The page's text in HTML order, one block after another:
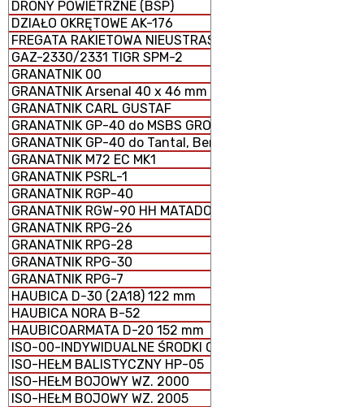
DRONY POWIETRZNE (BSP)
DZIAŁO OKRĘTOWE AK-176
FREGATA RAKIETOWA NIEUSTRASZYMYJ
GAZ-2330/2331 TIGR SPM-2
GRANATNIK 00
GRANATNIK Arsenal 40 x 46 mm
GRANATNIK CARL GUSTAF
GRANATNIK GP-40 do MSBS GROT
GRANATNIK GP-40 do Tantal, Beryl, AKM i GS-40
GRANATNIK M72 EC MK1
GRANATNIK PSRL-1
GRANATNIK RGP-40
GRANATNIK RGW-90 HH MATADOR
GRANATNIK RPG-26
GRANATNIK RPG-28
GRANATNIK RPG-30
GRANATNIK RPG-7
HAUBICA D-30 (2A18) 122 mm
HAUBICA NORA B-52
HAUBICOARMATA D-20 152 mm
ISO-00-INDYWIDUALNE ŚRODKI OCHRONY
ISO-HEŁM BALISTYCZNY HP-05
ISO-HEŁM BOJOWY WZ. 2000
ISO-HEŁM BOJOWY WZ. 2005